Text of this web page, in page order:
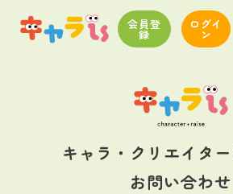
会員登
録
ログイ
ン
キャラ・クリエイタ
お問い合わせ